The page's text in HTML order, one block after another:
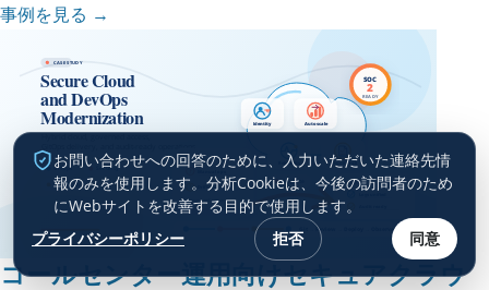
事例を見る →
コールセンター運用向けセキュアクラウ
お問い合わせへの回答のために、入力いただいた連絡先情
報のみを使用します。分析Cookieは、今後の訪問者のため
にWebサイトを改善する目的で使用します。
プライバシーポリシー
拒否 同意